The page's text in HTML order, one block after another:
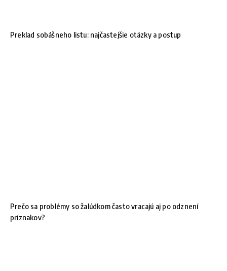
Preklad sobášneho listu: najčastejšie otázky a postup
Prečo sa problémy so žalúdkom často vracajú aj po odznení
príznakov?